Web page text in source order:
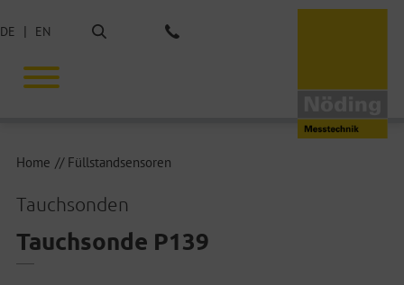
DE EN
Home Füllstandsensoren
Tauchsonden
Tauchsonde P139